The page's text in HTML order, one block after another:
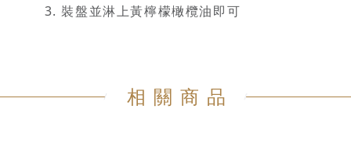
裝盤並淋上黃檸檬橄欖油即可
相關商品